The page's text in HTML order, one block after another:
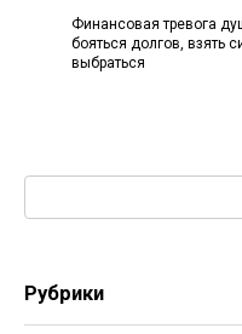
Финансовая тревога
бояться долгов, взять
выбраться
Рубрики